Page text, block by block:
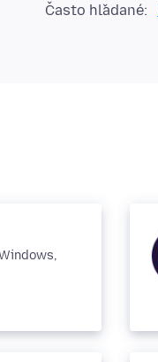
Často hľadané: